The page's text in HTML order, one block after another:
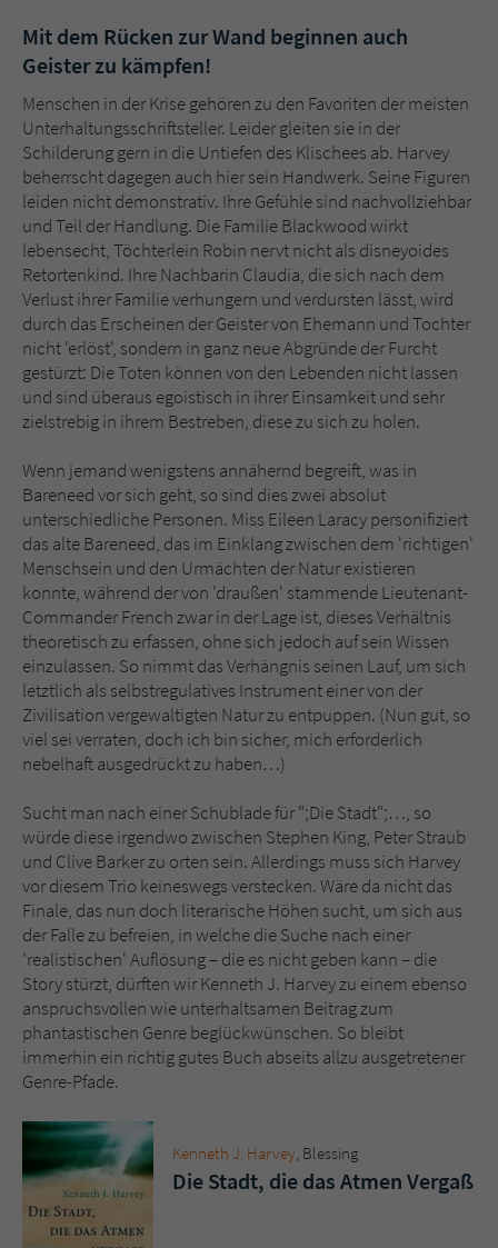
Mit dem Rücken zur Wand beginnen auch
Geister zu kämpfen!
Menschen in der Krise gehören zu den Favoriten der meisten
Unterhaltungsschriftsteller. Leider gleiten sie in der
Schilderung gern in die Untiefen des Klischees ab. Harvey
beherrscht dagegen auch hier sein Handwerk. Seine Figuren
leiden nicht demonstrativ. Ihre Gefühle sind nachvollziehbar
und Teil der Handlung. Die Familie Blackwood wirkt
lebensecht, Töchterlein Robin nervt nicht als disneyoides
Retortenkind. Ihre Nachbarin Claudia, die sich nach dem
Verlust ihrer Familie verhungern und verdursten lässt, wird
durch das Erscheinen der Geister von Ehemann und Tochter
nicht 'erlöst', sondern in ganz neue Abgründe der Furcht
gestürzt: Die Toten können von den Lebenden nicht lassen
und sind überaus egoistisch in ihrer Einsamkeit und sehr
zielstrebig in ihrem Bestreben, diese zu sich zu holen.
Wenn jemand wenigstens annähernd begreift, was in
Bareneed vor sich geht, so sind dies zwei absolut
unterschiedliche Personen. Miss Eileen Laracy personifiziert
das alte Bareneed, das im Einklang zwischen dem 'richtigen'
Menschsein und den Urmächten der Natur existieren
konnte, während der von 'draußen' stammende Lieutenant-
Commander French zwar in der Lage ist, dieses Verhältnis
theoretisch zu erfassen, ohne sich jedoch auf sein Wissen
einzulassen. So nimmt das Verhängnis seinen Lauf, um sich
letztlich als selbstregulatives Instrument einer von der
Zivilisation vergewaltigten Natur zu entpuppen. (Nun gut, so
viel sei verraten, doch ich bin sicher, mich erforderlich
nebelhaft ausgedrückt zu haben…)
Sucht man nach einer Schublade für ";Die Stadt";…, so
würde diese irgendwo zwischen Stephen King, Peter Straub
und Clive Barker zu orten sein. Allerdings muss sich Harvey
vor diesem Trio keineswegs verstecken. Wäre da nicht das
Finale, das nun doch literarische Höhen sucht, um sich aus
der Falle zu befreien, in welche die Suche nach einer
'realistischen' Auflösung – die es nicht geben kann – die
Story stürzt, dürften wir Kenneth J. Harvey zu einem ebenso
anspruchsvollen wie unterhaltsamen Beitrag zum
phantastischen Genre beglückwünschen. So bleibt
immerhin ein richtig gutes Buch abseits allzu ausgetretener
Genre-Pfade.
Kenneth J. Harvey, Blessing
Die Stadt, die das Atmen Vergaß